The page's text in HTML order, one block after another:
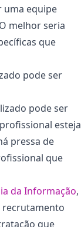
uma equipe
melhor seria
que
pode ser
pode ser
esteja
pressa de
que
da Informação,
recrutamento
que